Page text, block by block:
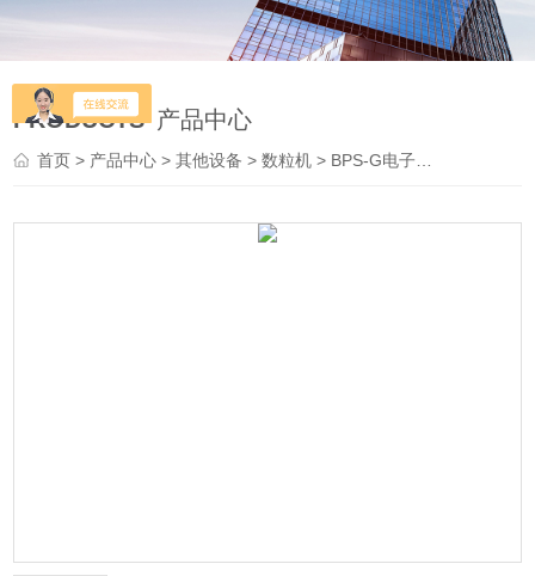
PRODUCTS 产品中心
首页> 产品中心 >其他设备 >数粒机 > BPS-G电子数粒机